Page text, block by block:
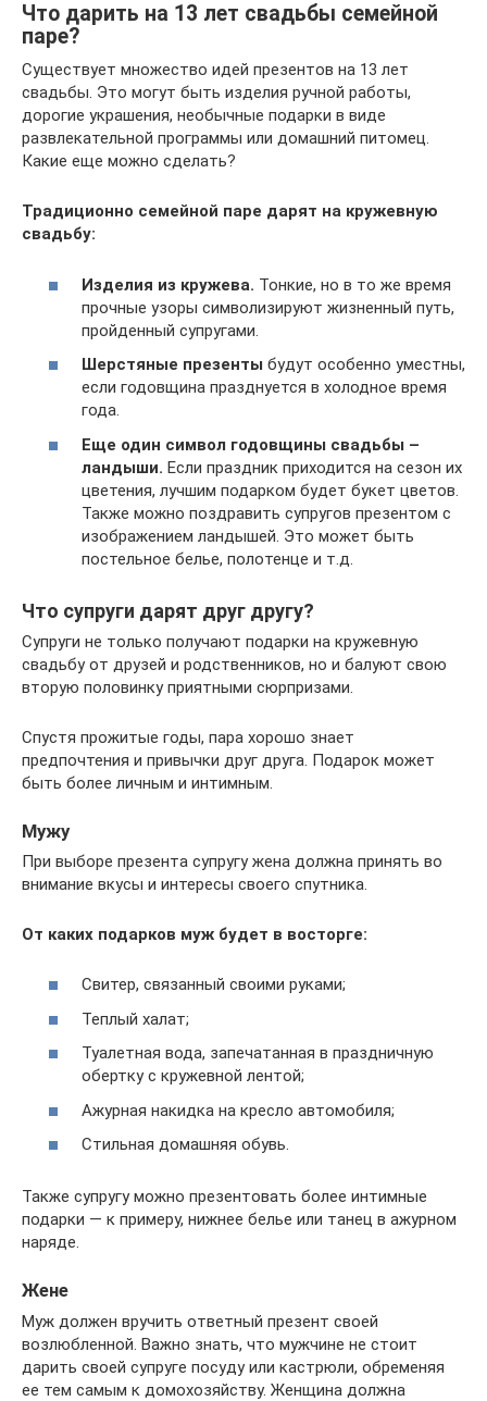
Что дарить на 13 лет свадьбы семейной
паре?
Существует множество идей презентов на 13 лет
свадьбы. Это могут быть изделия ручной работы,
дорогие украшения, необычные подарки в виде
развлекательной программы или домашний питомец.
Какие еще можно сделать?
Традиционно семейной паре дарят на кружевную
свадьбу:
Изделия из кружева. Тонкие, но в то же время
прочные узоры символизируют жизненный путь,
пройденный супругами.
Шерстяные презенты будут особенно уместны,
если годовщина празднуется в холодное время
года.
Еще один символ годовщины свадьбы –
ландыши. Если праздник приходится на сезон их
цветения, лучшим подарком будет букет цветов.
Также можно поздравить супругов презентом с
изображением ландышей. Это может быть
постельное белье, полотенце и т.д.
Что супруги дарят друг другу?
Супруги не только получают подарки на кружевную
свадьбу от друзей и родственников, но и балуют свою
вторую половинку приятными сюрпризами.
Спустя прожитые годы, пара хорошо знает
предпочтения и привычки друг друга. Подарок может
быть более личным и интимным.
Мужу
При выборе презента супругу жена должна принять во
внимание вкусы и интересы своего спутника.
От каких подарков муж будет в восторге:
Свитер, связанный своими руками;
Теплый халат;
Туалетная вода, запечатанная в праздничную
обертку с кружевной лентой;
Ажурная накидка на кресло автомобиля;
Стильная домашняя обувь.
Также супругу можно презентовать более интимные
подарки — к примеру, нижнее белье или танец в ажурном
наряде.
Жене
Муж должен вручить ответный презент своей
возлюбленной. Важно знать, что мужчине не стоит
дарить своей супруге посуду или кастрюли, обременяя
ее тем самым к домохозяйству. Женщина должна